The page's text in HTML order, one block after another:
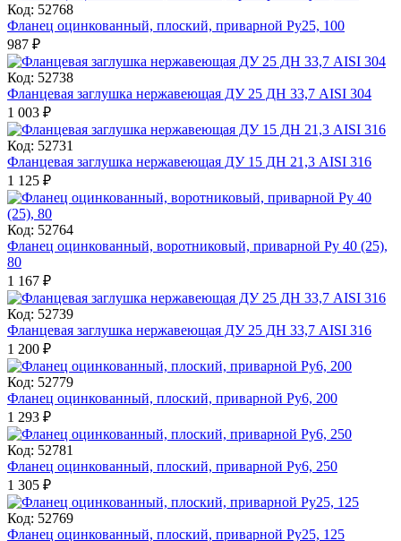
Код: 52768
Фланец оцинкованный, плоский, приварной Ру25, 100
987 ₽
Код: 52738
Фланцевая заглушка нержавеющая ДУ 25 ДН 33,7 AISI 304
1 003 ₽
Код: 52731
Фланцевая заглушка нержавеющая ДУ 15 ДН 21,3 AISI 316
1 125 ₽
Код: 52764
Фланец оцинкованный, воротниковый, приварной Ру 40 (25),
80
1 167 ₽
Код: 52739
Фланцевая заглушка нержавеющая ДУ 25 ДН 33,7 AISI 316
1 200 ₽
Код: 52779
Фланец оцинкованный, плоский, приварной Ру6, 200
1 293 ₽
Код: 52781
Фланец оцинкованный, плоский, приварной Ру6, 250
1 305 ₽
Код: 52769
Фланец оцинкованный, плоский, приварной Ру25, 125